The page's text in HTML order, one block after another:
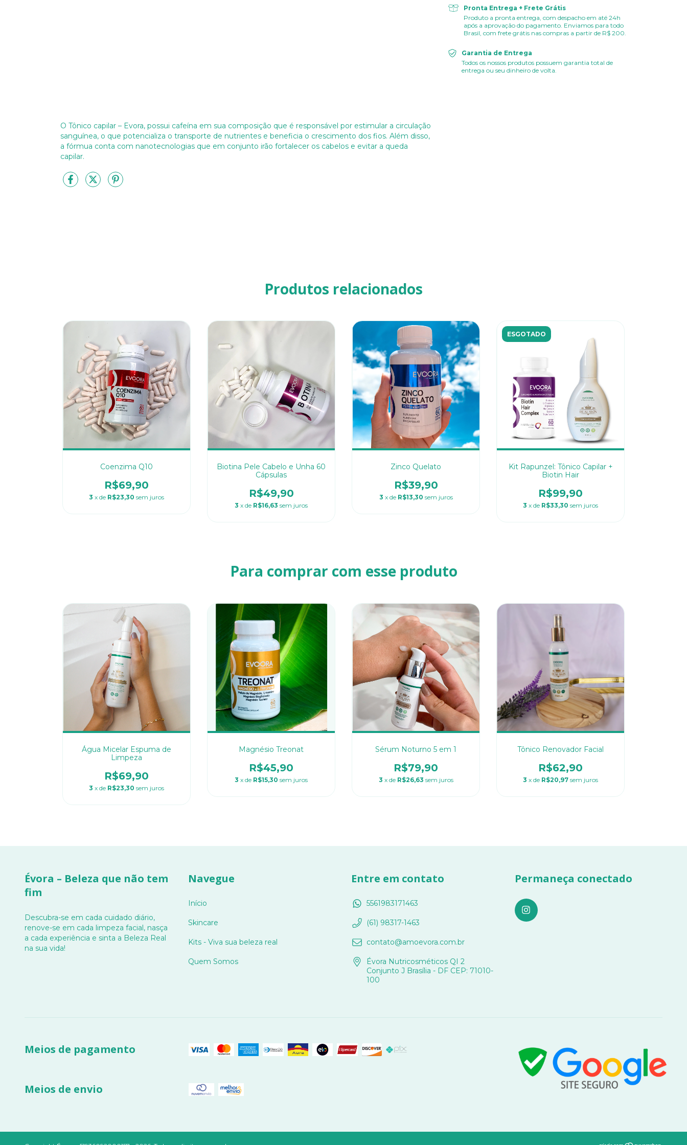
O Tônico capilar – Evora, possui cafeína em sua composição que é responsável por estimular a circulação
sanguínea, o que potencializa o transporte de nutrientes e beneficia o crescimento dos fios. Além disso,
a fórmua conta com nanotecnologias que em conjunto irão fortalecer os cabelos e evitar a queda
capilar.
Pronta Entrega + Frete Grátis
Produto a pronta entrega, com despacho em até 24h
após a aprovação do pagamento. Enviamos para todo
Brasil, com frete grátis nas compras a partir de R$ 200.
Garantia de Entrega
Todos os nossos produtos possuem garantia total de
entrega ou seu dinheiro de volta.
Produtos relacionados
Coenzima Q10
R$69,90
3 x de R$23,30 sem juros
Biotina Pele Cabelo e Unha 60
Cápsulas
R$49,90
3 x de R$16,63 sem juros
Zinco Quelato
R$39,90
3 x de R$13,30 sem juros
ESGOTADO
Kit Rapunzel: Tônico Capilar +
Biotin Hair
R$99,90
3 x de R$33,30 sem juros
Para comprar com esse produto
Água Micelar Espuma de
Limpeza
R$69,90
3 x de R$23,30 sem juros
Magnésio Treonat
R$45,90
3 x de R$15,30 sem juros
Sérum Noturno 5 em 1
R$79,90
3 x de R$26,63 sem juros
Tônico Renovador Facial
R$62,90
3 x de R$20,97 sem juros
Évora – Beleza que não tem
fim
Descubra-se em cada cuidado diário,
renove-se em cada limpeza facial, nasça
a cada experiência e sinta a Beleza Real
na sua vida!
Navegue
Início
Skincare
Kits - Viva sua beleza real
Quem Somos
Entre em contato
5561983171463
(61) 98317-1463
contato@amoevora.com.br
Évora Nutricosméticos QI 2
Conjunto J Brasília - DF CEP: 71010-
100
Permaneça conectado
Meios de pagamento
Meios de envio